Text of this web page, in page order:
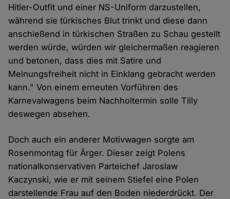
Hitler-Outfit und einer NS-Uniform darzustellen,
während sie türkisches Blut trinkt und diese dann
anschießend in türkischen Straßen zu Schau gestellt
werden würde, würden wir gleichermaßen reagieren
und betonen, dass dies mit Satire und
Meinungsfreiheit nicht in Einklang gebracht werden
kann." Von einem erneuten Vorführen des
Karnevalwagens beim Nachholtermin solle Tilly
deswegen absehen.
Doch auch ein anderer Motivwagen sorgte am
Rosenmontag für Ärger. Dieser zeigt Polens
nationalkonservativen Parteichef Jaroslaw
Kaczynski, wie er mit seinem Stiefel eine Polen
darstellende Frau auf den Boden niederdrückt. Der